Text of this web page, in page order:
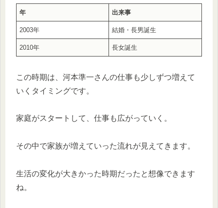
年 出来事
2003年 結婚・長男誕生
2010年 長女誕生
この時期は、河本準一さんの仕事も少しずつ増えて
いくタイミングです。
家庭がスタートして、仕事も広がっていく。
その中で家族が増えていった流れが見えてきます。
生活の変化が大きかった時期だったと想像できます
ね。